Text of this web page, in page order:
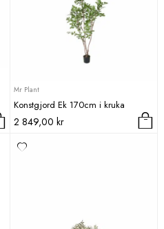
Mr Plant
Konstgjord Ek 170cm i kruka
2 849,00 kr